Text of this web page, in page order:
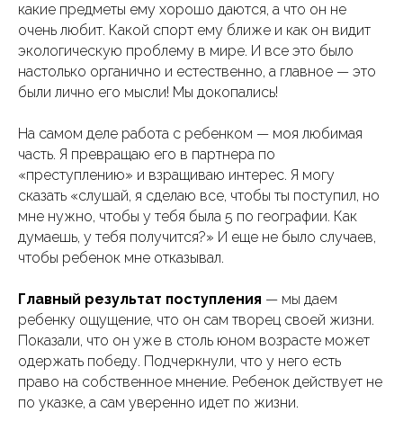
какие предметы ему хорошо даются, а что он не
очень любит. Какой спорт ему ближе и как он видит
экологическую проблему в мире. И все это было
настолько органично и естественно, а главное — это
были лично его мысли! Мы докопались!
На самом деле работа с ребенком — моя любимая
часть. Я превращаю его в партнера по
«преступлению» и взращиваю интерес. Я могу
сказать «слушай, я сделаю все, чтобы ты поступил, но
мне нужно, чтобы у тебя была 5 по географии. Как
думаешь, у тебя получится?» И еще не было случаев,
чтобы ребенок мне отказывал.
Главный результат поступления — мы даем
ребенку ощущение, что он сам творец своей жизни.
Показали, что он уже в столь юном возрасте может
одержать победу. Подчеркнули, что у него есть
право на собственное мнение. Ребенок действует не
по указке, а сам уверенно идет по жизни.